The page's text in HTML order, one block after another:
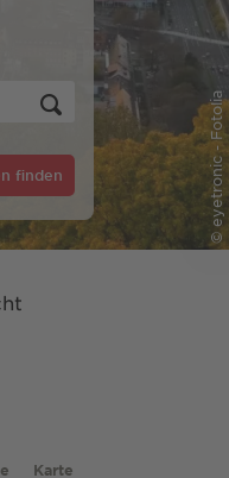
© eyetronic - Fotolia
finden
Karte